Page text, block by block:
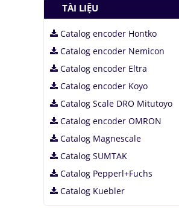
TÀI LIỆU
Catalog encoder Hontko
Catalog encoder Nemicon
Catalog encoder Eltra
Catalog encoder Koyo
Catalog Scale DRO Mitutoyo
Catalog encoder OMRON
Catalog Magnescale
Catalog SUMTAK
Catalog Pepperl+Fuchs
Catalog Kuebler